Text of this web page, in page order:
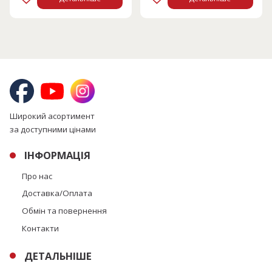
Широкий асортимент
за доступними цінами
ІНФОРМАЦІЯ
Про нас
Доставка/Оплата
Обмін та повернення
Контакти
ДЕТАЛЬНІШЕ